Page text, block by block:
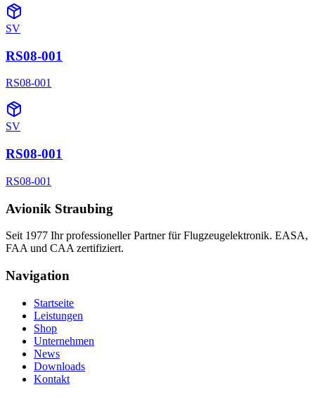
SV
RS08-001
RS08-001
SV
RS08-001
RS08-001
Avionik Straubing
Seit 1977 Ihr professioneller Partner für Flugzeugelektronik. EASA,
FAA und CAA zertifiziert.
Navigation
Startseite
Leistungen
Shop
Unternehmen
News
Downloads
Kontakt